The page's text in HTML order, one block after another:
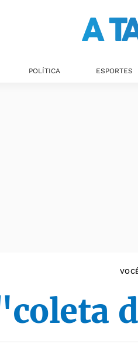
POLÍTICA ESPORTES